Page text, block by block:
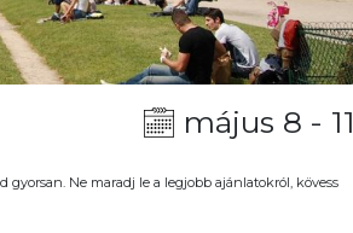
május 8 - 11
Ne maradj le a legjobb ajánlatokról, kövess